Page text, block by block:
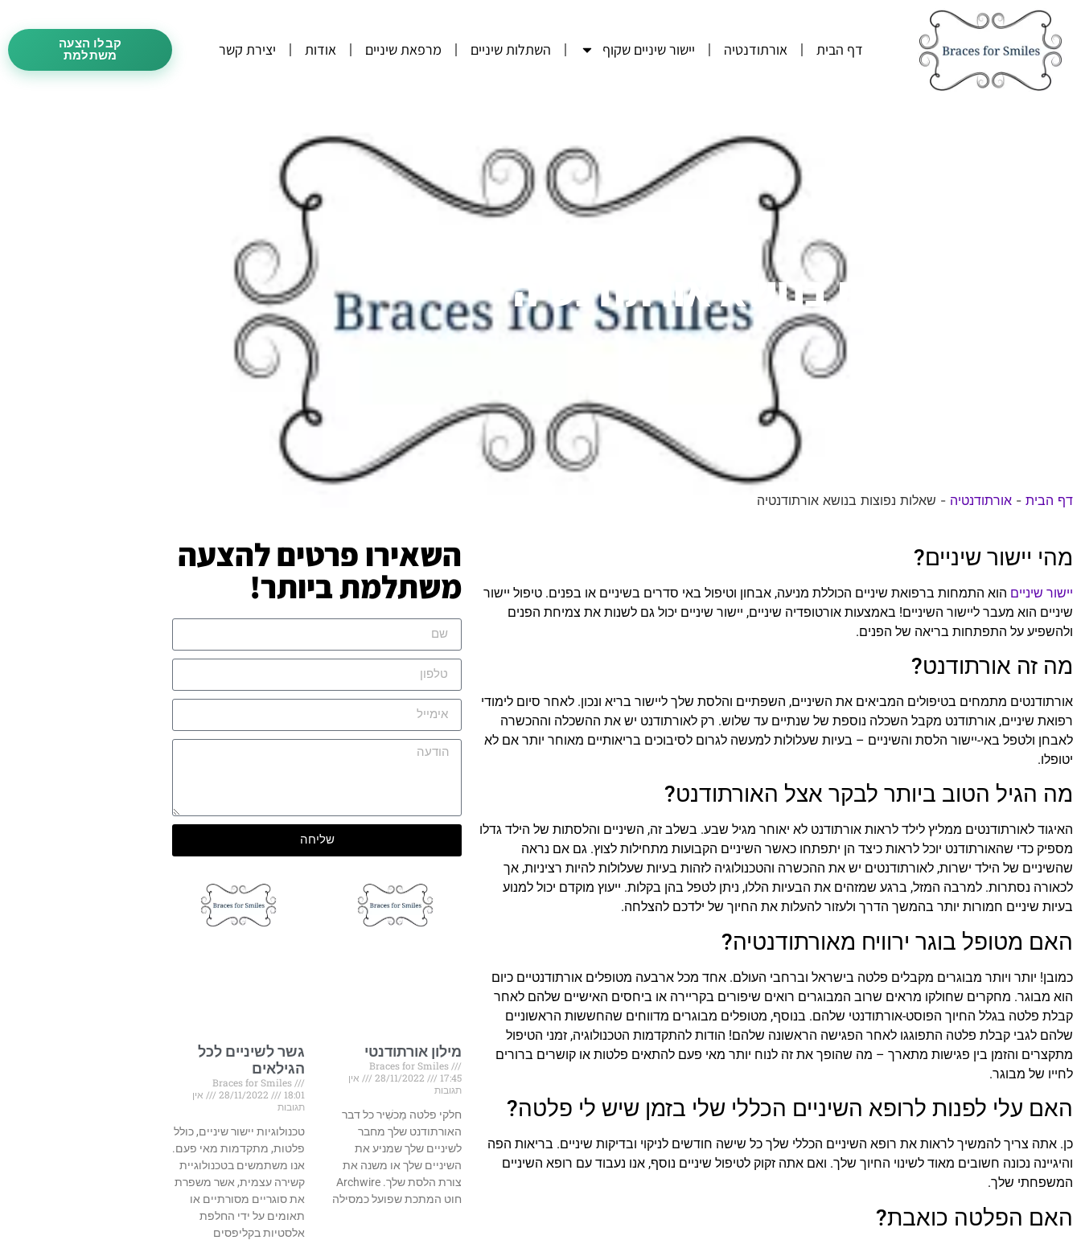
דף הבית אורתודנטיה יישור שיניים שקוף השתלות שיניים מרפאת שיניים אודות יצירת קשר
קבלו הצעה
משתלמת
שאלות נפוצות בנושא אורתודנטיה
דף הבית - אורתודנטיה - שאלות נפוצות בנושא אורתודנטיה
מהי יישור שיניים?
יישור שיניים הוא התמחות ברפואת שיניים הכוללת מניעה, אבחון וטיפול באי סדרים בשיניים או בפנים. טיפול יישור
שיניים הוא מעבר ליישור השיניים! באמצעות אורטופדיה שיניים, יישור שיניים יכול גם לשנות את צמיחת הפנים
ולהשפיע על התפתחות בריאה של הפנים.
מה זה אורתודנט?
אורתודנטים מתמחים בטיפולים המביאים את השיניים, השפתיים והלסת שלך ליישור בריא ונכון. לאחר סיום לימודי
רפואת שיניים, אורתודנט מקבל השכלה נוספת של שנתיים עד שלוש. רק לאורתודנט יש את ההשכלה וההכשרה
לאבחן ולטפל באי-יישור הלסת והשיניים – בעיות שעלולות למעשה לגרום לסיבוכים בריאותיים מאוחר יותר אם לא
יטופלו.
מה הגיל הטוב ביותר לבקר אצל האורתודנט?
האיגוד לאורתודנטים ממליץ לילד לראות אורתודנט לא יאוחר מגיל שבע. בשלב זה, השיניים והלסתות של הילד גדלו
מספיק כדי שהאורתודנט יוכל לראות כיצד הן יתפתחו כאשר השיניים הקבועות מתחילות לצוץ. גם אם נראה
שהשיניים של הילד ישרות, לאורתודנטים יש את ההכשרה והטכנולוגיה לזהות בעיות שעלולות להיות רציניות, אך
לכאורה נסתרות. למרבה המזל, ברגע שמזהים את הבעיות הללו, ניתן לטפל בהן בקלות. ייעוץ מוקדם יכול למנוע
בעיות שיניים חמורות יותר בהמשך הדרך ולעזור להעלות את החיוך של ילדכם להצלחה.
האם מטופל בוגר ירוויח מאורתודנטיה?
כמובן! יותר ויותר מבוגרים מקבלים פלטה בישראל וברחבי העולם. אחד מכל ארבעה מטופלים אורתודנטיים כיום
הוא מבוגר. מחקרים שחולקו מראים שרוב המבוגרים רואים שיפורים בקריירה או ביחסים האישיים שלהם לאחר
קבלת פלטה בגלל החיוך הפוסט-אורתודנטי שלהם. בנוסף, מטופלים מבוגרים מדווחים שהחששות הראשוניים
שלהם לגבי קבלת פלטה התפוגגו לאחר הפגישה הראשונה שלהם! הודות להתקדמות הטכנולוגיה, זמני הטיפול
מתקצרים והזמן בין פגישות מתארך – מה שהופך את זה לנוח יותר מאי פעם להתאים פלטות או קושרים ברורים
לחייו של מבוגר.
האם עלי לפנות לרופא השיניים הכללי שלי בזמן שיש לי פלטה?
כן. אתה צריך להמשיך לראות את רופא השיניים הכללי שלך כל שישה חודשים לניקוי ובדיקות שיניים. בריאות הפה
והיגיינה נכונה חשובים מאוד לשינוי החיוך שלך. ואם אתה זקוק לטיפול שיניים נוסף, אנו נעבוד עם רופא השיניים
המשפחתי שלך.
האם הפלטה כואבת?
השאירו פרטים להצעה
משתלמת ביותר!
שליחה
מילון אורתודנטי
Braces for Smiles
28/11/2022
17:45
אין
תגובות
חלקי פלטה מַכשִׁיר כל דבר
האורתודנט שלך מחבר
לשיניים שלך שמניע את
השיניים שלך או משנה את
צורת הלסת שלך. Archwire
חוט המתכת שפועל כמסילה
גשר לשיניים לכל
הגילאים
Braces for Smiles
28/11/2022
18:01
אין
תגובות
טכנולוגיות יישור שיניים, כולל
פלטות, מתקדמות מאי פעם.
אנו משתמשים בטכנולוגיית
קשירה עצמית, אשר משפרת
את סוגריים מסורתיים או
תאומים על ידי החלפת
אלסטיות בקליפסים